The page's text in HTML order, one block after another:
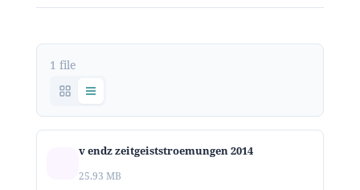
1 file
v endz zeitgeiststroemungen 2014
25.93 MB